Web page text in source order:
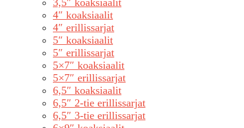
3,5″ koaksiaalit
4″ koaksiaalit
4″ erillissarjat
5″ koaksiaalit
5″ erillissarjat
5×7″ koaksiaalit
5×7″ erillissarjat
6,5″ koaksiaalit
6,5″ 2-tie erillissarjat
6,5″ 3-tie erillissarjat